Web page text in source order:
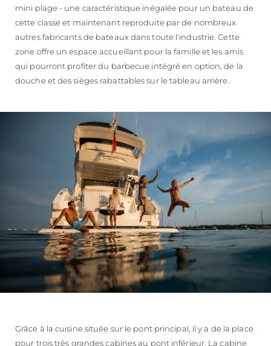
mini plage - une caractéristique inégalée pour un bateau de
cette classe et maintenant reproduite par de nombreux
autres fabricants de bateaux dans toute l'industrie. Cette
zone offre un espace accueillant pour la famille et les amis
qui pourront profiter du barbecue intégré en option, de la
douche et des sièges rabattables sur le tableau arrière.
Grâce à la cuisine située sur le pont principal, il y a de la place
pour trois très grandes cabines au pont inférieur. La cabine